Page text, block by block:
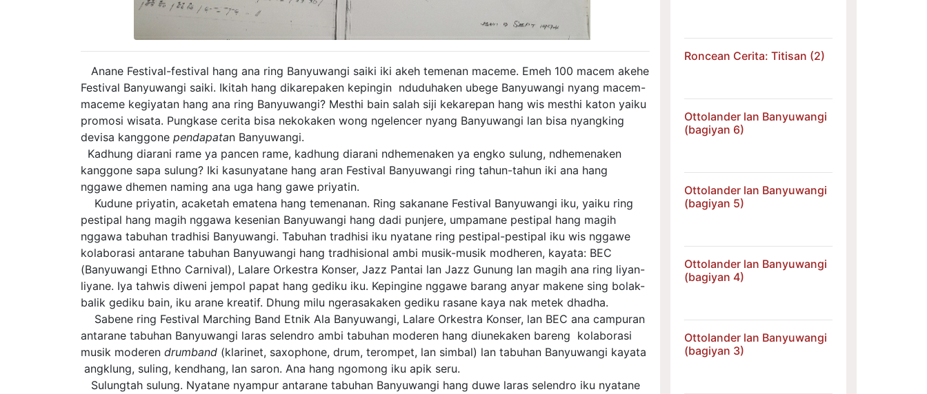
Anane Festival-festival hang ana ring Banyuwangi saiki iki akeh temenan maceme. Emeh 100 macem akehe
Festival Banyuwangi saiki. Ikitah hang dikarepaken kepingin nduduhaken ubege Banyuwangi nyang macem-
maceme kegiyatan hang ana ring Banyuwangi? Mesthi bain salah siji kekarepan hang wis mesthi katon yaiku
promosi wisata. Pungkase cerita bisa nekokaken wong ngelencer nyang Banyuwangi lan bisa nyangking
devisa kanggone pendapatan Banyuwangi.
Kadhung diarani rame ya pancen rame, kadhung diarani ndhemenaken ya engko sulung, ndhemenaken
kanggone sapa sulung? Iki kasunyatane hang aran Festival Banyuwangi ring tahun-tahun iki ana hang
nggawe dhemen naming ana uga hang gawe priyatin.
Kudune priyatin, acaketah ematena hang temenanan. Ring sakanane Festival Banyuwangi iku, yaiku ring
pestipal hang magih nggawa kesenian Banyuwangi hang dadi punjere, umpamane pestipal hang magih
nggawa tabuhan tradhisi Banyuwangi. Tabuhan tradhisi iku nyatane ring pestipal-pestipal iku wis nggawe
kolaborasi antarane tabuhan Banyuwangi hang tradhisional ambi musik-musik modheren, kayata: BEC
(Banyuwangi Ethno Carnival), Lalare Orkestra Konser, Jazz Pantai lan Jazz Gunung lan magih ana ring liyan-
liyane. Iya tahwis diweni jempol papat hang gediku iku. Kepingine nggawe barang anyar makene sing bolak-
balik gediku bain, iku arane kreatif. Dhung milu ngerasakaken gediku rasane kaya nak metek dhadha.
Sabene ring Festival Marching Band Etnik Ala Banyuwangi, Lalare Orkestra Konser, lan BEC ana campuran
antarane tabuhan Banyuwangi laras selendro ambi tabuhan moderen hang diunekaken bareng kolaborasi
musik moderen drumband (klarinet, saxophone, drum, terompet, lan simbal) lan tabuhan Banyuwangi kayata
angklung, suling, kendhang, lan saron. Ana hang ngomong iku apik seru.
Sulungtah sulung. Nyatane nyampur antarane tabuhan Banyuwangi hang duwe laras selendro iku nyatane
Roncean Cerita: Titisan (2)
Ottolander lan Banyuwangi
(bagiyan 6)
Ottolander lan Banyuwangi
(bagiyan 5)
Ottolander lan Banyuwangi
(bagiyan 4)
Ottolander lan Banyuwangi
(bagiyan 3)